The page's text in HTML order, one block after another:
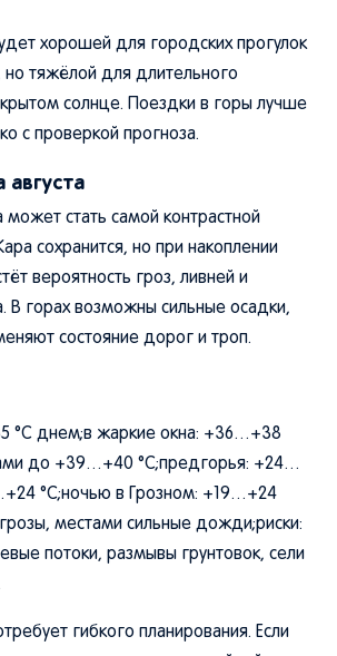
хорошей для городских прогулок
тяжёлой для длительного
солнце. Поездки в горы лучше
с проверкой прогноза.
августа
может стать самой контрастной
сохранится, но при накоплении
вероятность гроз, ливней и
В горах возможны сильные осадки,
состояние дорог и троп.
°C днем;в жаркие окна: +36…+38
до +39…+40 °C;предгорья: +24…
°C;ночью в Грозном: +19…+24
грозы, местами сильные дожди;риски:
потоки, размывы грунтовок, сели
гибкого планирования. Если